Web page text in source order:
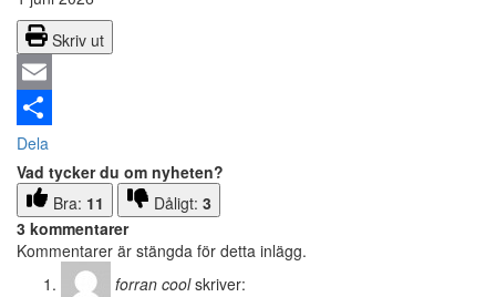
Skriv ut
Email
Dela
Vad tycker du om nyheten?
Bra: 11 Dåligt: 3
3 kommentarer
Kommentarer är stängda för detta inlägg.
forran cool skriver: